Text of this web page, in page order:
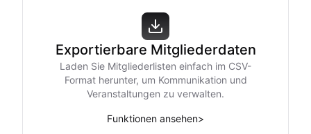
Exportierbare Mitgliederdaten
Laden Sie Mitgliederlisten einfach im CSV-
Format herunter, um Kommunikation und
Veranstaltungen zu verwalten.
Funktionen ansehen>